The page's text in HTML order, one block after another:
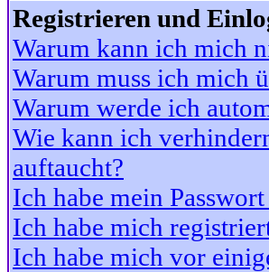
Registrieren und
Warum kann ich mich
Warum muss ich mich
Warum werde ich
Wie kann ich
auftaucht?
Ich habe mein
Ich habe mich
Ich habe mich vor